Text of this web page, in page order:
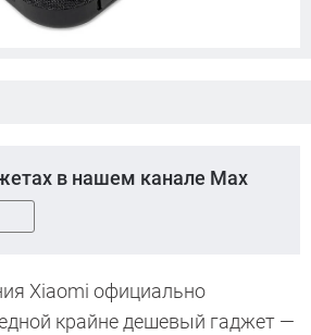
в нашем канале Max
Xiaomi официально
крайне дешевый гаджет —